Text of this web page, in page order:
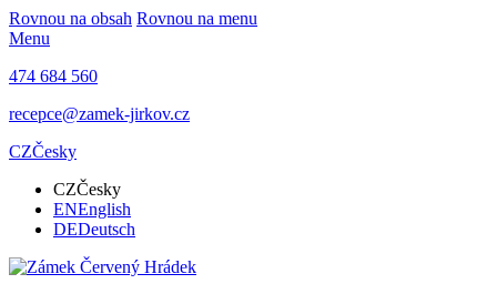
Rovnou na obsah Rovnou na menu
Menu
474 684 560
recepce@zamek-jirkov.cz
CZČesky
CZČesky
ENEnglish
DEDeutsch